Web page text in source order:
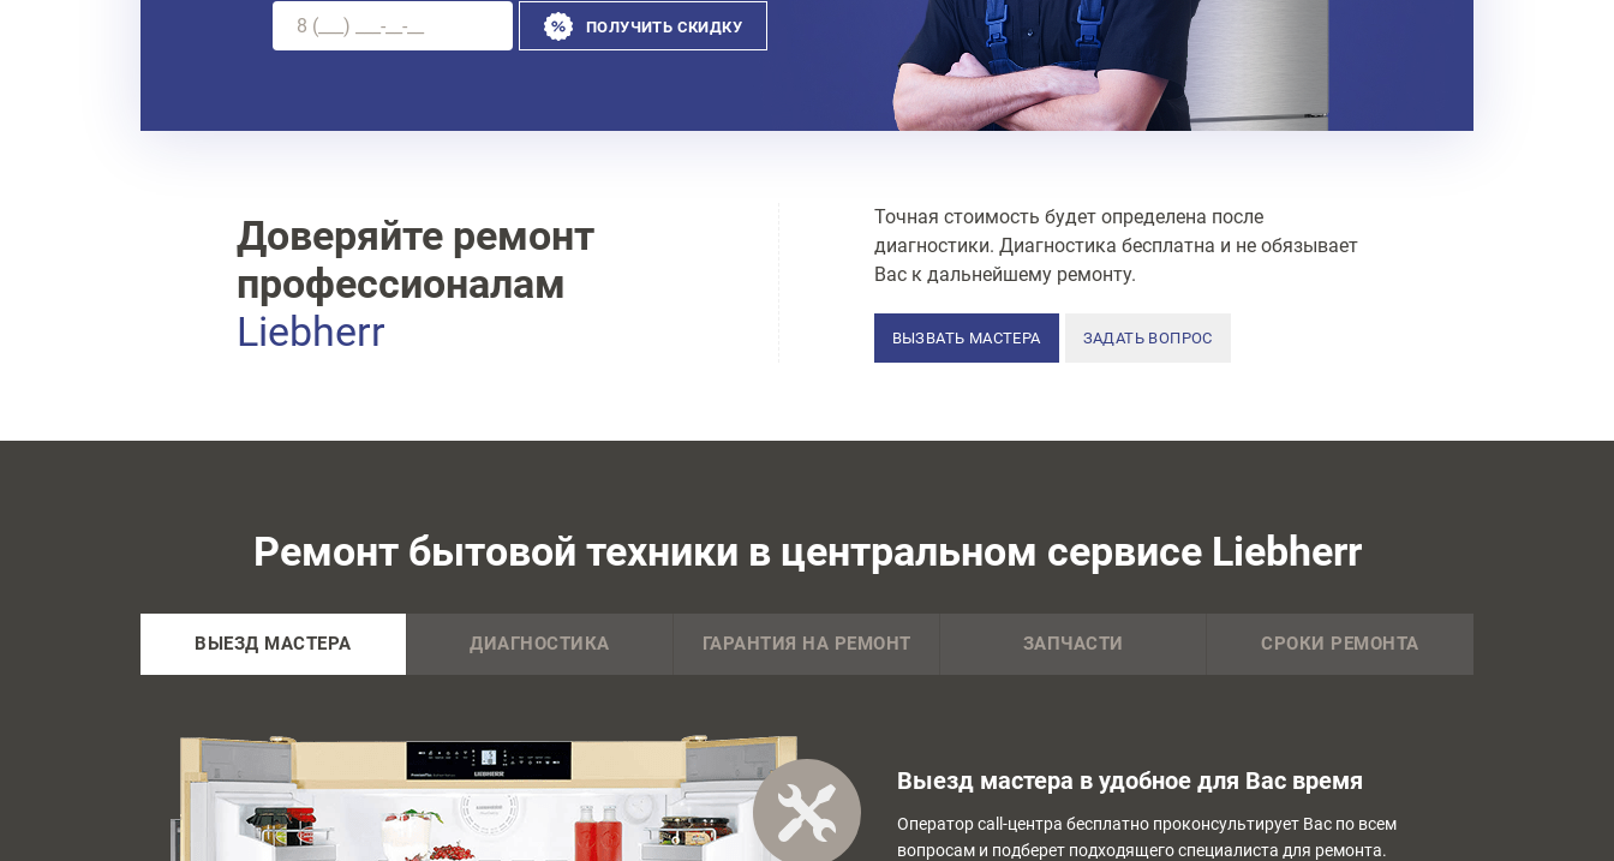
ПОЛУЧИТЬ СКИДКУ
Доверяйте ремонт
профессионалам
Liebherr
Точная стоимость будет определена после
диагностики. Диагностика бесплатна и не обязывает
Вас к дальнейшему ремонту.
ВЫЗВАТЬ МАСТЕРА ЗАДАТЬ ВОПРОС
Ремонт бытовой техники в центральном сервисе Liebherr
ВЫЕЗД МАСТЕРА ДИАГНОСТИКА ГАРАНТИЯ НА РЕМОНТ ЗАПЧАСТИ СРОКИ РЕМОНТА
Выезд мастера в удобное для Вас время
Оператор call-центра бесплатно проконсультирует Вас по всем
вопросам и подберет подходящего специалиста для ремонта.